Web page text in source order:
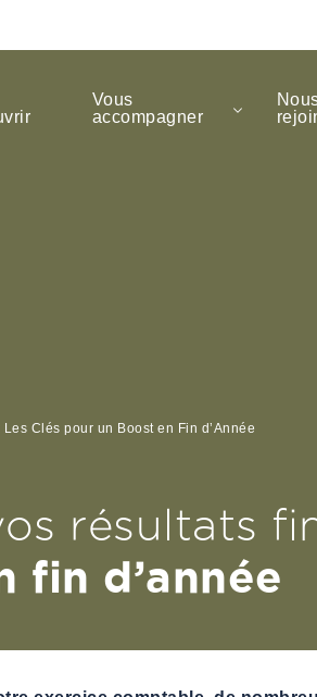
Vous
accompagner
Clés pour un Boost en Fin d’Année
résultats
fin d’année